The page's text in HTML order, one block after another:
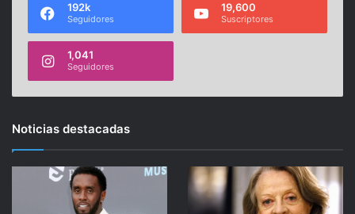
192k
Seguidores
19,600
Suscriptores
1,041
Seguidores
Noticias destacadas